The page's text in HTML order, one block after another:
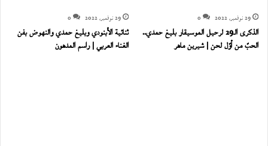
29 نوفمبر، 2022 0
الذكرى الـ29 لرحيل الموسيقار بليغ حمدي..
الحبّ من أوّل لحن | شيرين ماهر
29 نوفمبر، 2022 0
ثنائية الأبنودي وبليغ حمدي والنهوض بفن
الغناء العربي | راسم المدهون